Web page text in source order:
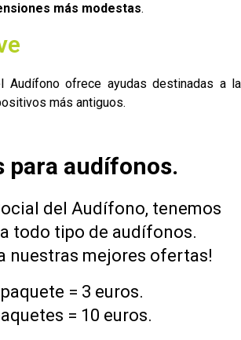
más modestas.
Audífono ofrece ayudas destinadas a la
más antiguos.
para audífonos.
del Audífono, tenemos
todo tipo de audífonos.
nuestras mejores ofertas!
= 3 euros.
= 10 euros.